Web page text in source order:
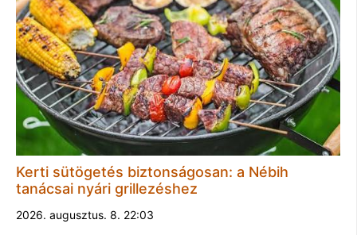
Kerti sütögetés biztonságosan: a Nébih
tanácsai nyári grillezéshez
2026. augusztus. 8. 22:03